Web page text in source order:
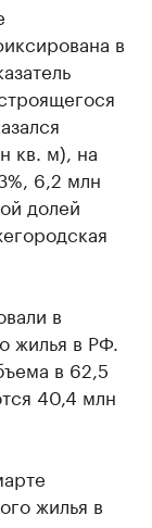
в
кв. м), на
6,2 млн
долей
в
жилья в РФ.
в 62,5
40,4 млн
жилья в